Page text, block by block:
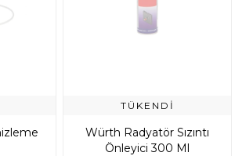
TÜKENDI
Würth Radyatör Sızıntı
Önleyici 300 Ml